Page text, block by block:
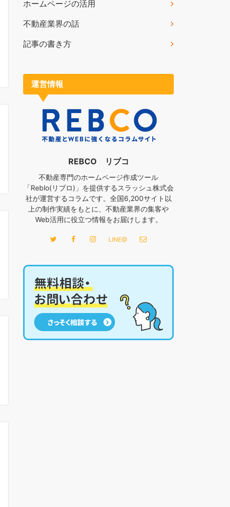
ホームページの活用
不動産業界の話
記事の書き方
運営情報
REBCO リブコ
不動産専門のホームページ作成ツール
「Reblo(リブロ)」を提供するスラッシュ株式会
社が運営するコラムです。全国6,200サイト以
上の制作実績をもとに、不動産業界の集客や
Web活用に役立つ情報をお届けします。
LINE@